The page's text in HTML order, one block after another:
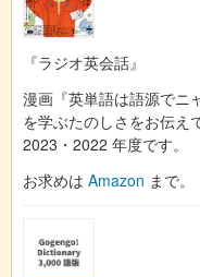
『ラジオ英会話』
漫画『英単語は語源でニ
を学ぶたのしさをお伝え
2023・2022 年度です。
お求めは Amazon まで。